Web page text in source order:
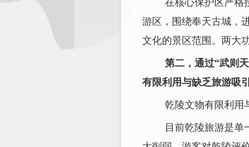
在核心保护区严格
游区，围绕奉天古城，
文化的景区范围。两大
第二，通过“武则
有限利用与缺乏旅游吸
乾陵文物有限利用
目前乾陵旅游是